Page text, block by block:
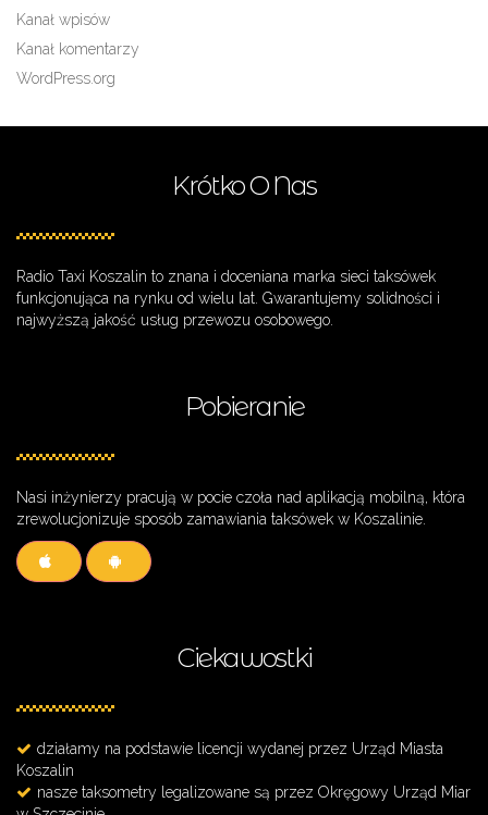
Kanał wpisów
Kanał komentarzy
WordPress.org
Krótko O Nas
Radio Taxi Koszalin to znana i doceniana marka sieci taksówek
funkcjonująca na rynku od wielu lat. Gwarantujemy solidności i
najwyższą jakość usług przewozu osobowego.
Pobieranie
Nasi inżynierzy pracują w pocie czoła nad aplikacją mobilną, która
zrewolucjonizuje sposób zamawiania taksówek w Koszalinie.
Ciekawostki
działamy na podstawie licencji wydanej przez Urząd Miasta
Koszalin
nasze taksometry legalizowane są przez Okręgowy Urząd Miar